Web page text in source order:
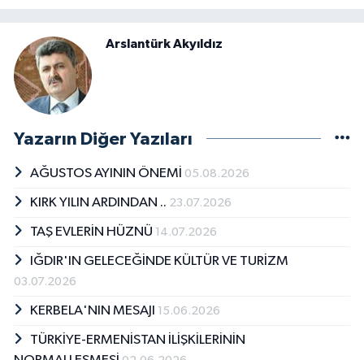
Arslantürk Akyıldız
Yazarın Diğer Yazıları
AĞUSTOS AYININ ÖNEMİ 05.08.2026
KIRK YILIN ARDINDAN .. 23.07.2026
TAŞ EVLERİN HÜZNÜ 14.07.2026
IĞDIR'IN GELECEĞİNDE KÜLTÜR VE TURİZM
03.07.2026
KERBELA'NIN MESAJI 15.06.2026
TÜRKİYE-ERMENİSTAN İLİŞKİLERİNİN